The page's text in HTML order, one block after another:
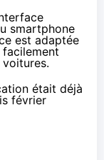
smartphone
est adaptée
était déjà
février